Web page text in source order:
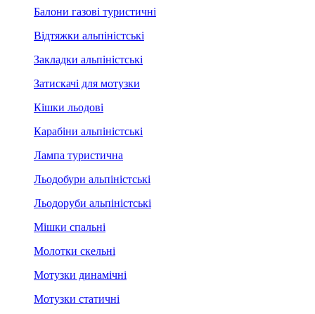
Балони газові туристичні
Відтяжки альпіністські
Закладки альпіністські
Затискачі для мотузки
Кішки льодові
Карабіни альпіністські
Лампа туристична
Льодобури альпіністські
Льодоруби альпіністські
Мішки спальні
Молотки скельні
Мотузки динамічні
Мотузки статичні